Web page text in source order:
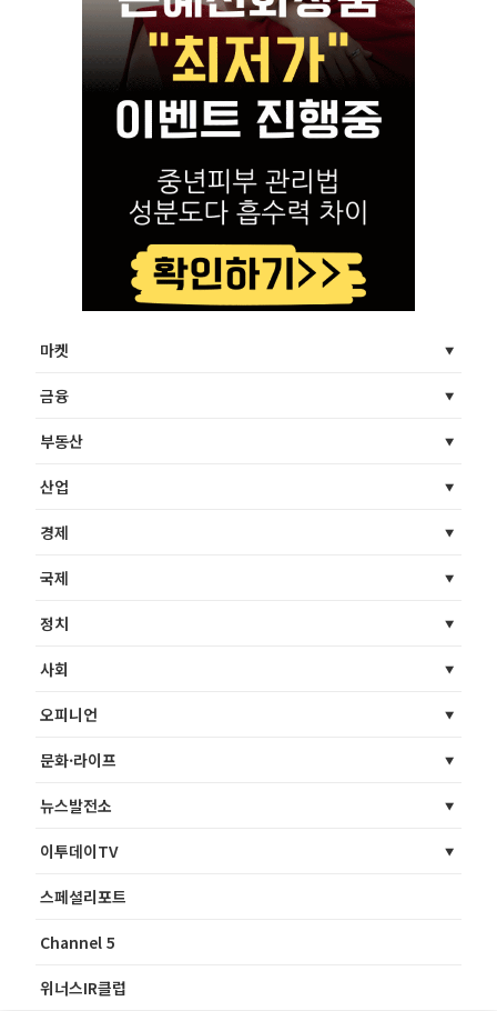
마켓
금융
부동산
산업
경제
국제
정치
사회
오피니언
문화·라이프
뉴스발전소
이투데이TV
스페셜리포트
Channel 5
위너스IR클럽